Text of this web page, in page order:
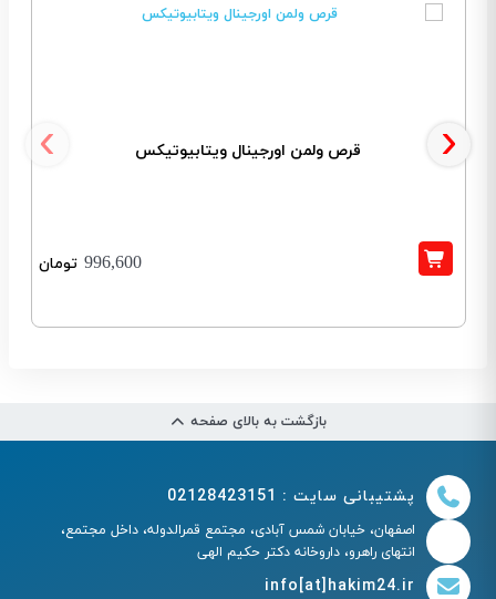
قرص ولمن اورجینال ویتابیوتیکس
996,600 تومان
‹ ›
بازگشت به بالای صفحه
پشتیبانی سایت : 02128423151
اصفهان، خیابان شمس آبادی، مجتمع قمرالدوله، داخل مجتمع،
انتهای راهرو، داروخانه دکتر حکیم الهی
info[at]hakim24.ir